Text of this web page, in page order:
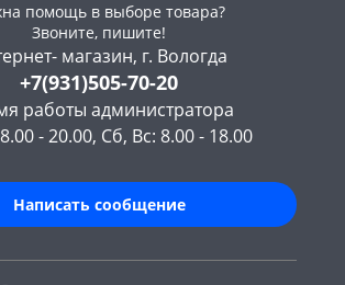
помощь в выборе товара?
Звоните, пишите!
магазин, г. Вологда
+7(931)505-70-20
работы администратора
- 20.00, Сб, Вс: 8.00 - 18.00
Написать сообщение